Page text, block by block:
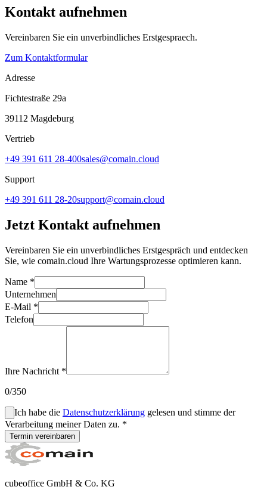
Kontakt aufnehmen
Vereinbaren Sie ein unverbindliches Erstgespraech.
Zum Kontaktformular
Adresse
Fichtestraße 29a
39112 Magdeburg
Vertrieb
+49 391 611 28-400sales@comain.cloud
Support
+49 391 611 28-20support@comain.cloud
Jetzt Kontakt aufnehmen
Vereinbaren Sie ein unverbindliches Erstgespräch und entdecken
Sie, wie comain.cloud Ihre Wartungsprozesse optimieren kann.
Name *
Unternehmen
E-Mail *
Telefon
Ihre Nachricht *
0/350
Ich habe die Datenschutzerklärung gelesen und stimme der
Verarbeitung meiner Daten zu. *
Termin vereinbaren
cubeoffice GmbH & Co. KG